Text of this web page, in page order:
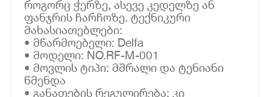
როგორც ჭერზე, ასევე კედელზე ან
ფანჯრის ჩარჩოზე. ტექნიკური
მახასიათებლები:
• მწარმოებელი: Delfa
• მოდელი: NO.RF-M-001
• მოვლის ტიპი: მშრალი და ტენიანი
წმენდა
• განათების რეგულირება: კი